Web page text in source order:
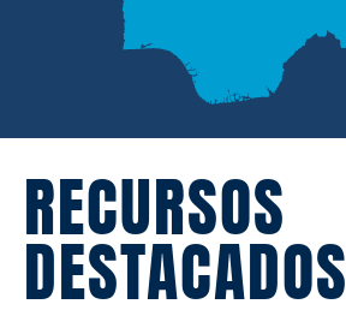
RECURSOS
DESTACADOS